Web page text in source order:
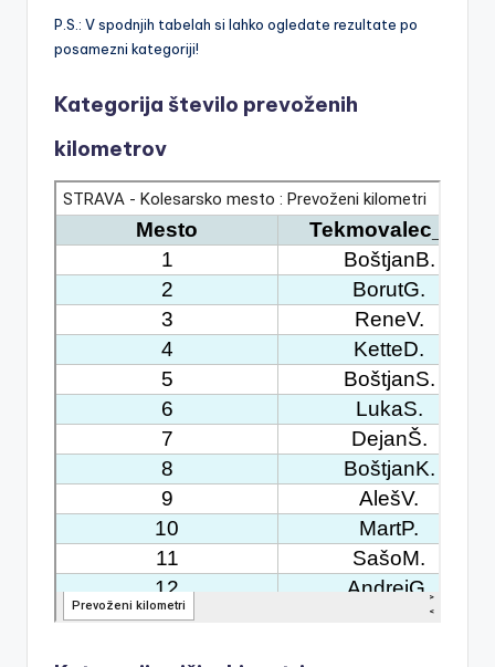
P.S.: V spodnjih tabelah si lahko ogledate rezultate po
posamezni kategoriji!
Kategorija število prevoženih
kilometrov